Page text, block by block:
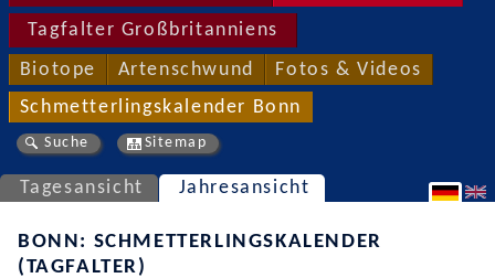
Tagfalter Großbritanniens
Biotope Artenschwund Fotos & Videos
Schmetterlingskalender Bonn
Suche Sitemap
Tagesansicht Jahresansicht
BONN: SCHMETTERLINGSKALENDER
(TAGFALTER)